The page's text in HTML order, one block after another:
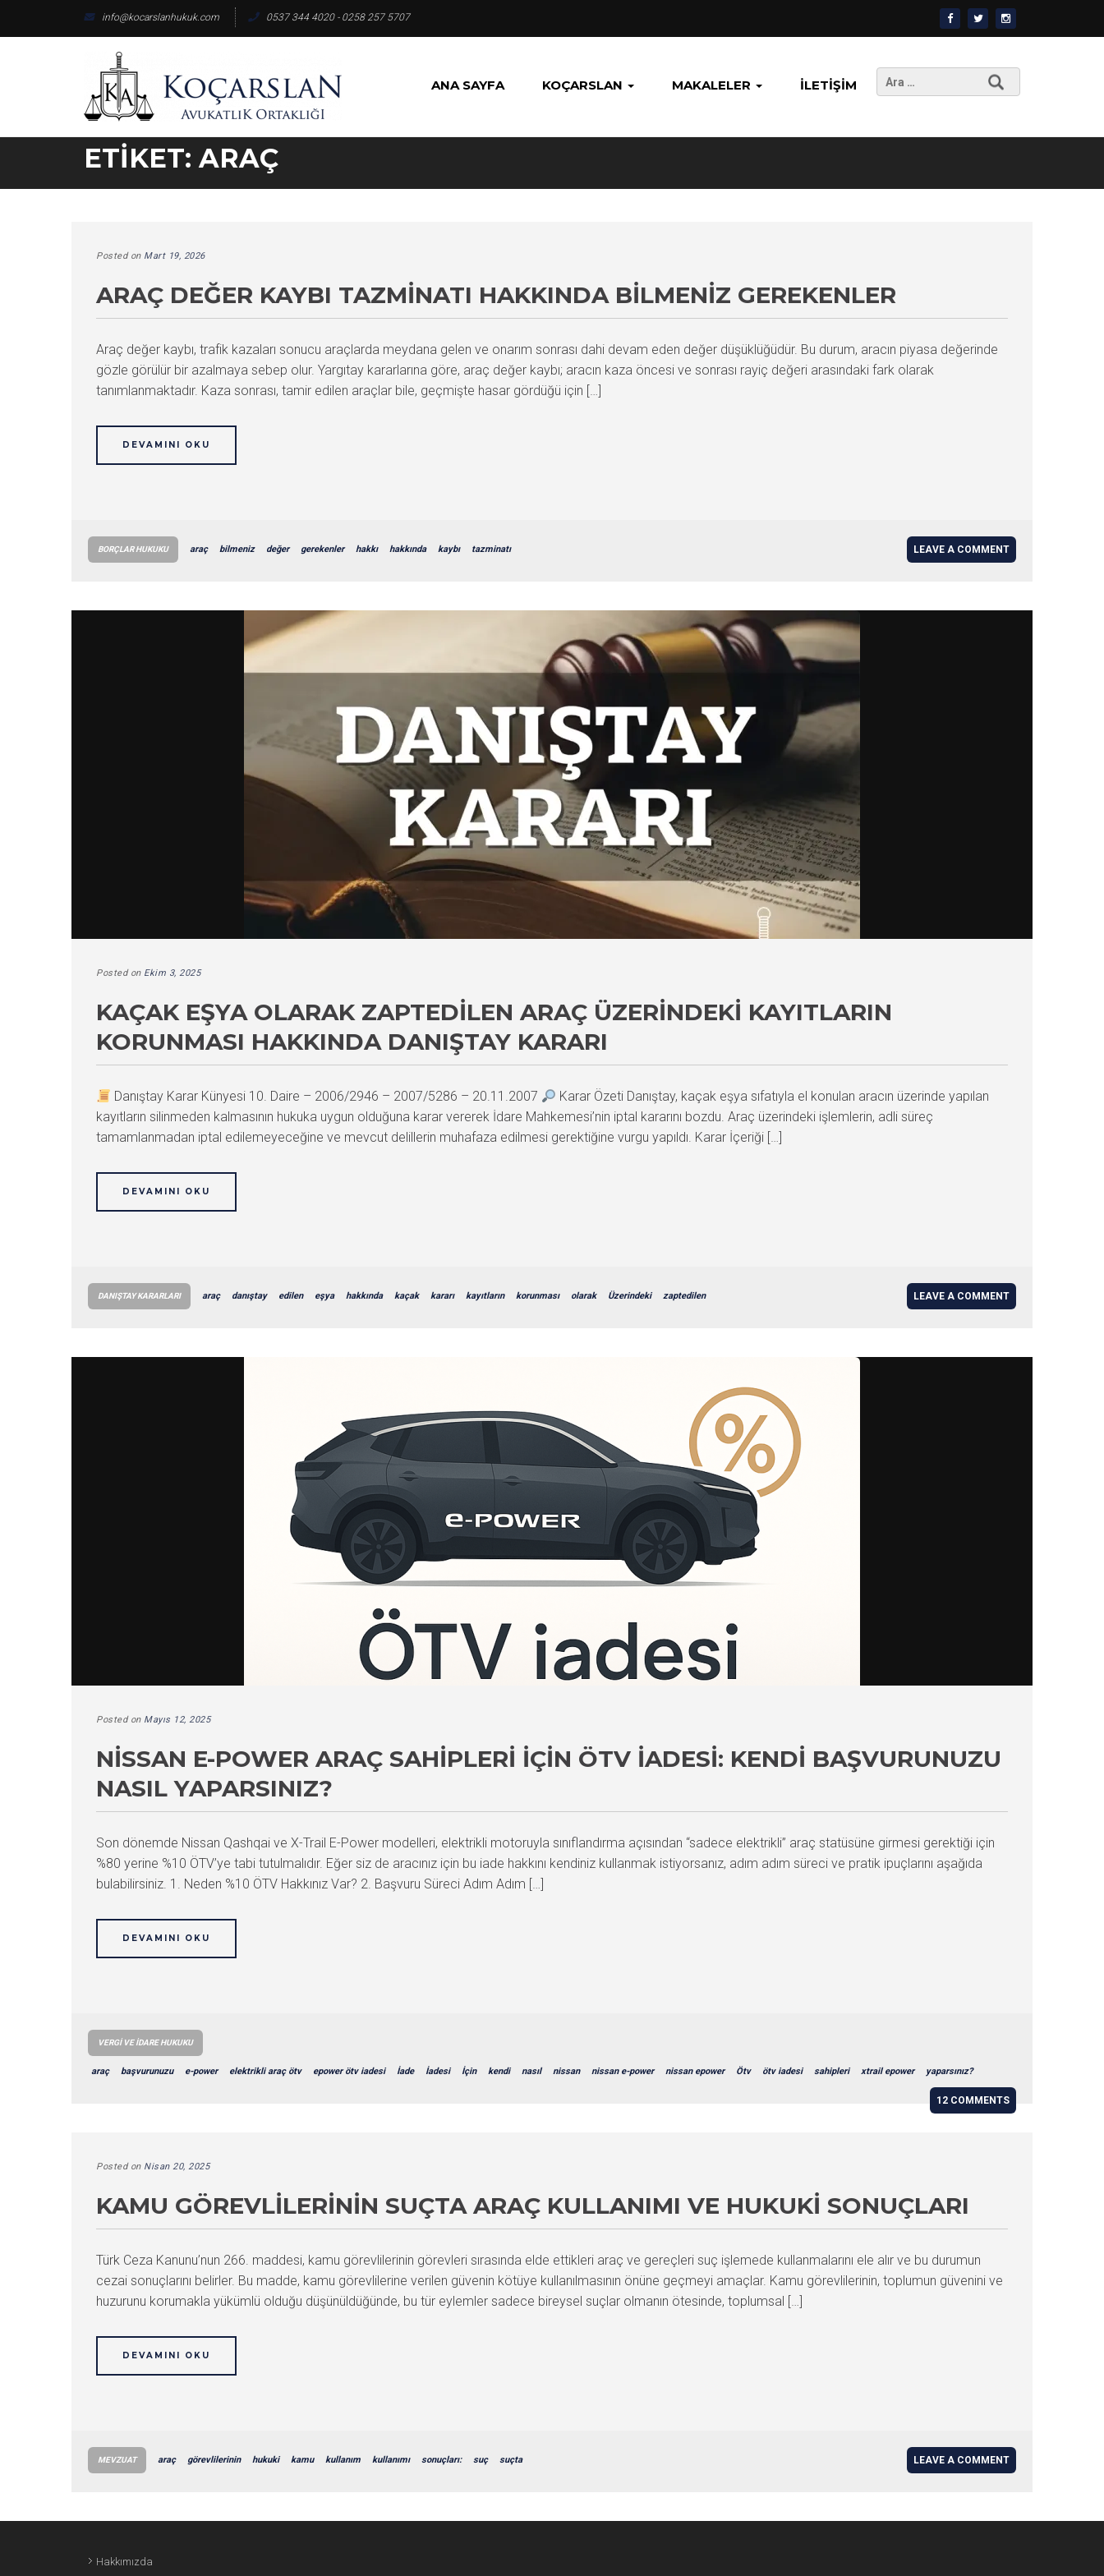
info@kocarslanhukuk.com 0537 344 4020 - 0258 257 5707
ANA SAYFA KOÇARSLAN MAKALELER İLETIŞIM
Arama:
ETIKET: ARAÇ
Posted on Mart 19, 2026
ARAÇ DEĞER KAYBI TAZMINATI HAKKINDA BILMENIZ GEREKENLER
Araç değer kaybı, trafik kazaları sonucu araçlarda meydana gelen ve onarım sonrası dahi devam eden değer düşüklüğüdür. Bu durum, aracın piyasa değerinde
gözle görülür bir azalmaya sebep olur. Yargıtay kararlarına göre, araç değer kaybı; aracın kaza öncesi ve sonrası rayiç değeri arasındaki fark olarak
tanımlanmaktadır. Kaza sonrası, tamir edilen araçlar bile, geçmişte hasar gördüğü için […]
DEVAMINI OKU
BORÇLAR HUKUKU araç bilmeniz değer gerekenler hakkı hakkında kaybı tazminatı LEAVE A COMMENT
Posted on Ekim 3, 2025
KAÇAK EŞYA OLARAK ZAPTEDILEN ARAÇ ÜZERINDEKI KAYITLARIN
KORUNMASI HAKKINDA DANIŞTAY KARARI
Danıştay Karar Künyesi 10. Daire – 2006/2946 – 2007/5286 – 20.11.2007
Karar Özeti Danıştay, kaçak eşya sıfatıyla el konulan aracın üzerinde yapılan
kayıtların silinmeden kalmasının hukuka uygun olduğuna karar vererek İdare Mahkemesi’nin iptal kararını bozdu. Araç üzerindeki işlemlerin, adli süreç
tamamlanmadan iptal edilemeyeceğine ve mevcut delillerin muhafaza edilmesi gerektiğine vurgu yapıldı. Karar İçeriği […]
DEVAMINI OKU
DANIŞTAY KARARLARI araç danıştay edilen eşya hakkında kaçak kararı kayıtların korunması olarak Üzerindeki zaptedilen LEAVE A COMMENT
Posted on Mayıs 12, 2025
NISSAN E-POWER ARAÇ SAHIPLERI İÇIN ÖTV İADESI: KENDI BAŞVURUNUZU
NASIL YAPARSINIZ?
Son dönemde Nissan Qashqai ve X-Trail E-Power modelleri, elektrikli motoruyla sınıflandırma açısından “sadece elektrikli” araç statüsüne girmesi gerektiği için
%80 yerine %10 ÖTV’ye tabi tutulmalıdır. Eğer siz de aracınız için bu iade hakkını kendiniz kullanmak istiyorsanız, adım adım süreci ve pratik ipuçlarını aşağıda
bulabilirsiniz. 1. Neden %10 ÖTV Hakkınız Var? 2. Başvuru Süreci Adım Adım […]
DEVAMINI OKU
VERGI VE İDARE HUKUKU
araç başvurunuzu e-power elektrikli araç ötv epower ötv iadesi İade İadesi İçin kendi nasıl nissan nissan e-power nissan epower Ötv ötv iadesi sahipleri xtrail epower yaparsınız?
12 COMMENTS
Posted on Nisan 20, 2025
KAMU GÖREVLILERININ SUÇTA ARAÇ KULLANIMI VE HUKUKI SONUÇLARI
Türk Ceza Kanunu’nun 266. maddesi, kamu görevlilerinin görevleri sırasında elde ettikleri araç ve gereçleri suç işlemede kullanmalarını ele alır ve bu durumun
cezai sonuçlarını belirler. Bu madde, kamu görevlilerine verilen güvenin kötüye kullanılmasının önüne geçmeyi amaçlar. Kamu görevlilerinin, toplumun güvenini ve
huzurunu korumakla yükümlü olduğu düşünüldüğünde, bu tür eylemler sadece bireysel suçlar olmanın ötesinde, toplumsal […]
DEVAMINI OKU
MEVZUAT araç görevlilerinin hukuki kamu kullanım kullanımı sonuçları: suç suçta LEAVE A COMMENT
Hakkımızda